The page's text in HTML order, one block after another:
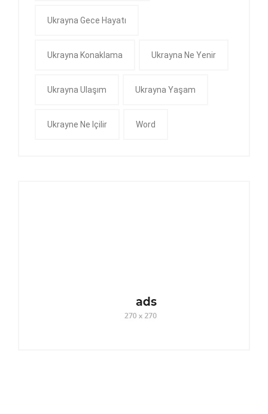
Ukrayna Gece Hayatı
Ukrayna Konaklama Ukrayna Ne Yenir
Ukrayna Ulaşım Ukrayna Yaşam
Ukrayne Ne Içilir Word